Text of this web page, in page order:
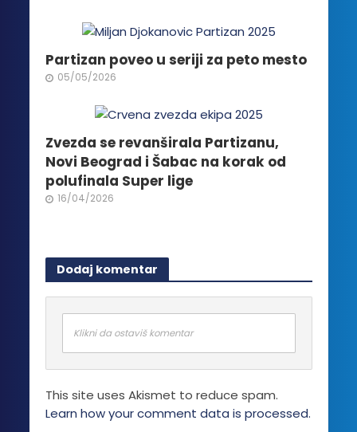
proizvoda.
Partizan poveo u seriji za peto mesto
05/05/2026
Zvezda se revanširala Partizanu,
Novi Beograd i Šabac na korak od
polufinala Super lige
16/04/2026
Dodaj komentar
Klikni da ostaviš komentar
This site uses Akismet to reduce spam.
Learn how your comment data is processed.